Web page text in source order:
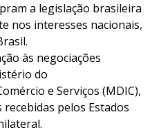
a legislação brasileira
nos interesses nacionais,
às negociações
do
e Serviços (MDIC),
pelos Estados